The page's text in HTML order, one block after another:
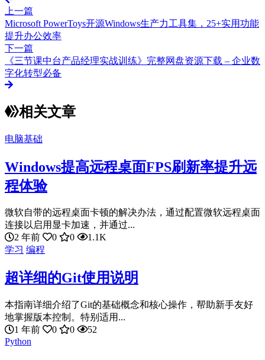
上一篇
Microsoft PowerToys开源Windows生产力工具集，25+实用功能
提升办公效率
下一篇
《三节课中台产品经理实战训练》完整网盘资源下载 – 企业数
字化转型必备
相关文章
电脑基础
Windows提高远程桌面FPS刷新率提升远
程体验
微软自带的远程桌面卡顿的解决办法，通过配置微软远程桌面
连接以启用显卡加速，并通过...
2 年前
0 0
1.1K
学习 编程
超详细的Git使用说明
本指南详细介绍了Git的基础概念和核心操作，帮助新手友好
地掌握版本控制。特别适用...
1 年前
0 0
52
Python